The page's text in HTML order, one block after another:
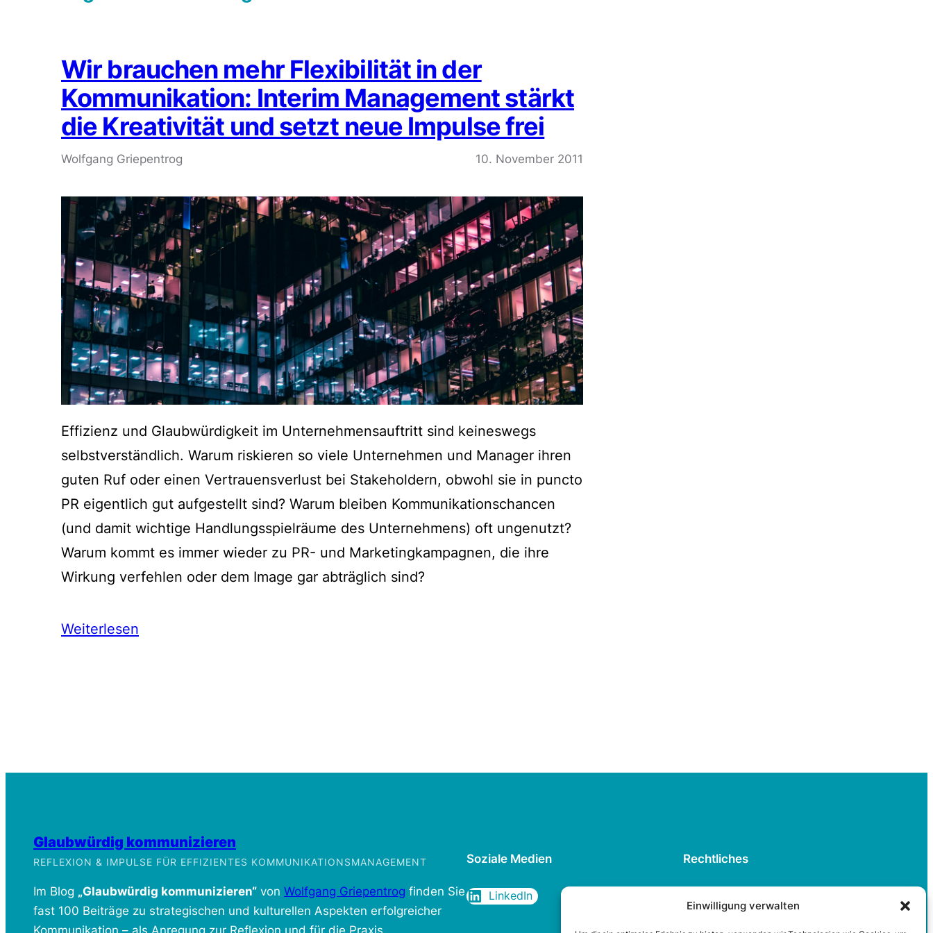
Einwilligung verwalten
Wir brauchen mehr Flexibilität in der
Kommunikation: Interim Management stärkt
die Kreativität und setzt neue Impulse frei
Wolfgang Griepentrog 10. November 2011
Effizienz und Glaubwürdigkeit im Unternehmensauftritt sind keineswegs
selbstverständlich. Warum riskieren so viele Unternehmen und Manager ihren
guten Ruf oder einen Vertrauensverlust bei Stakeholdern, obwohl sie in puncto
PR eigentlich gut aufgestellt sind? Warum bleiben Kommunikationschancen
(und damit wichtige Handlungsspielräume des Unternehmens) oft ungenutzt?
Warum kommt es immer wieder zu PR- und Marketingkampagnen, die ihre
Wirkung verfehlen oder dem Image gar abträglich sind?
Weiterlesen
Glaubwürdig kommunizieren
REFLEXION & IMPULSE FÜR EFFIZIENTES KOMMUNIKATIONSMANAGEMENT
Im Blog „Glaubwürdig kommunizieren“ von Wolfgang Griepentrog finden Sie
fast 100 Beiträge zu strategischen und kulturellen Aspekten erfolgreicher
Soziale Medien
LinkedIn
Rechtliches
Cookie-Richtlinie